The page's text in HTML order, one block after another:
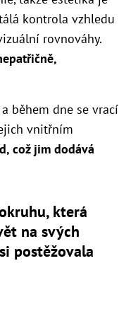
kontrola vzhledu
rovnováhy.
během dne se vrací
vnitřním
což jim dodává
která
na svých
postěžovala